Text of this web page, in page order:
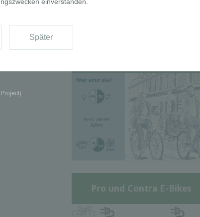
Pro und Contra E-Bikes